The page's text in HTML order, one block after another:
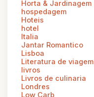
Horta & Jardinagem
hospedagem
Hoteis
hotel
Italia
Jantar Romantico
Lisboa
Literatura de viagem
livros
Livros de culinaria
Londres
Low Carb